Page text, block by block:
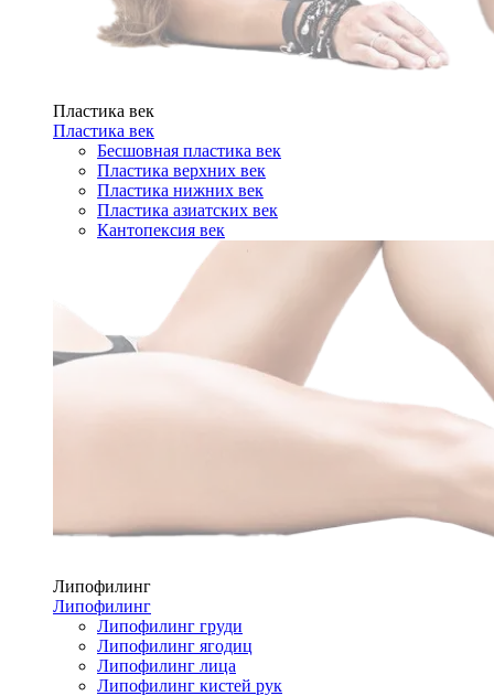
Пластика век
Пластика век
Бесшовная пластика век
Пластика верхних век
Пластика нижних век
Пластика азиатских век
Кантопексия век
Липофилинг
Липофилинг
Липофилинг груди
Липофилинг ягодиц
Липофилинг лица
Липофилинг кистей рук